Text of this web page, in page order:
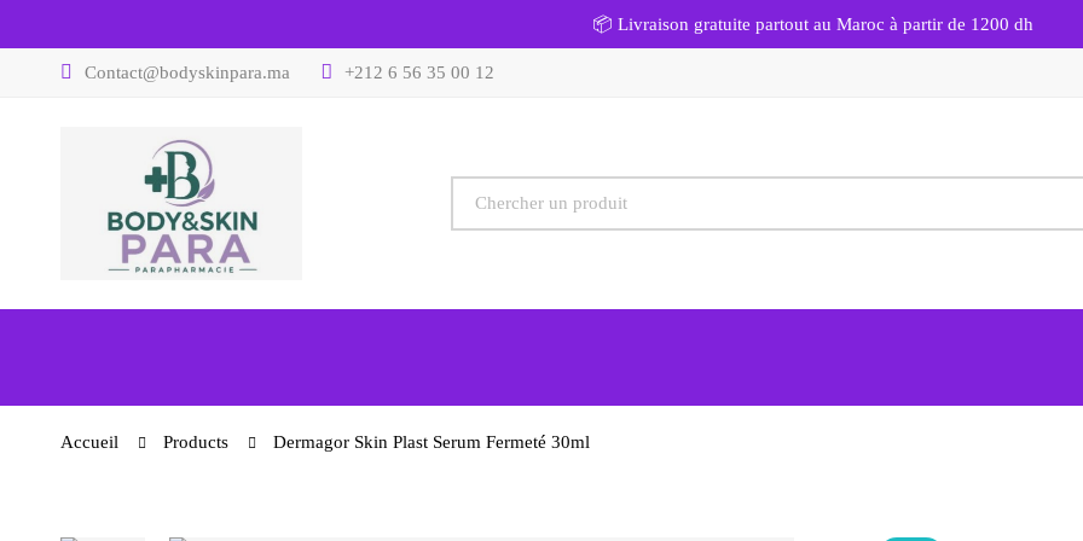
📦 Livraison gratuite partout au Maroc à partir de 1200 dh
Contact@bodyskinpara.ma +212 6 56 35 00 12
Accueil Products Dermagor Skin Plast Serum Fermeté 30ml